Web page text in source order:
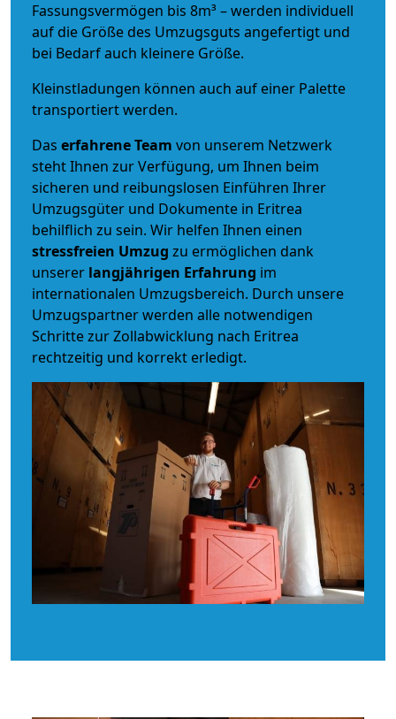
Fassungsvermögen bis 8m³ – werden individuell
auf die Größe des Umzugsguts angefertigt und
bei Bedarf auch kleinere Größe.
Kleinstladungen können auch auf einer Palette
transportiert werden.
Das erfahrene Team von unserem Netzwerk
steht Ihnen zur Verfügung, um Ihnen beim
sicheren und reibungslosen Einführen Ihrer
Umzugsgüter und Dokumente in Eritrea
behilflich zu sein. Wir helfen Ihnen einen
stressfreien Umzug zu ermöglichen dank
unserer langjährigen Erfahrung im
internationalen Umzugsbereich. Durch unsere
Umzugspartner werden alle notwendigen
Schritte zur Zollabwicklung nach Eritrea
rechtzeitig und korrekt erledigt.